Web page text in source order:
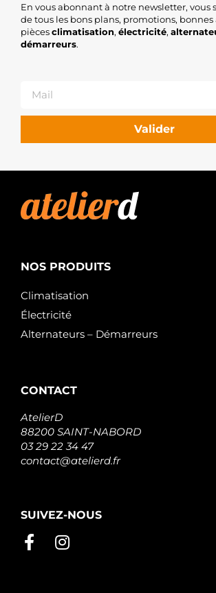
En vous abonnant à notre newsletter, vous
de tous les bons plans, promotions, bonnes
piècesclimatisation, électricité,
démarreurs.
Valider
NOS PRODUITS
Climatisation
Électricité
Alternateurs – Démarreurs
CONTACT
AtelierD
88200 SAINT-NABORD
03 29 22 34 47
contact@atelierd.fr
SUIVEZ-NOUS